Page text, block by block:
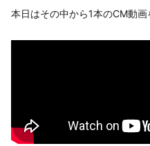
本日はその中から1本のCM動画